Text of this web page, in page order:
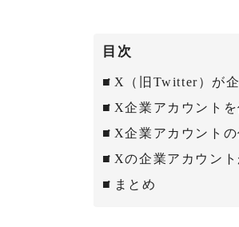
目次
X（旧Twitter）が
X企業アカウント
X企業アカウント
Xの企業アカウン
まとめ